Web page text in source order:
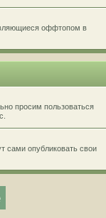
оффтопом в
просим пользоваться
сами опубликовать свои